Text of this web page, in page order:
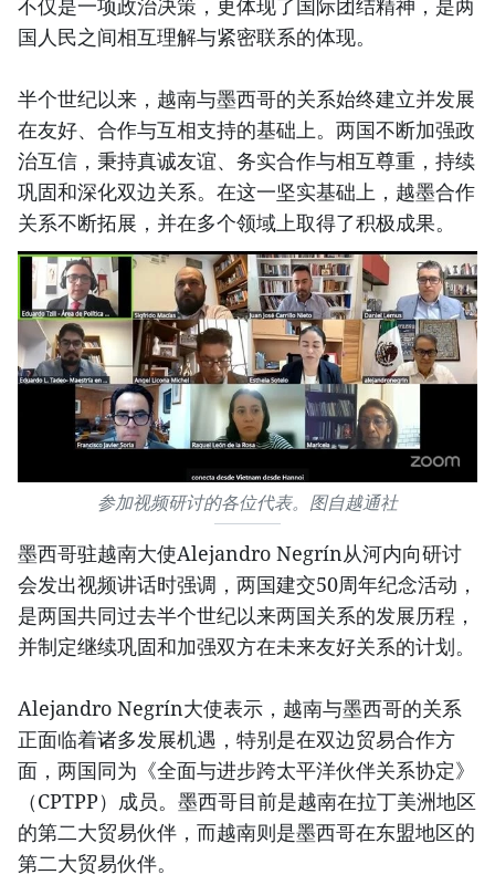
不仅是一项政治决策，更体现了国际团结精神，是两
国人民之间相互理解与紧密联系的体现。
半个世纪以来，越南与墨西哥的关系始终建立并发展
在友好、合作与互相支持的基础上。两国不断加强政
治互信，秉持真诚友谊、务实合作与相互尊重，持续
巩固和深化双边关系。在这一坚实基础上，越墨合作
关系不断拓展，并在多个领域上取得了积极成果。
参加视频研讨的各位代表。图自越通社
墨西哥驻越南大使Alejandro Negrín从河内向研讨
会发出视频讲话时强调，两国建交50周年纪念活动，
是两国共同过去半个世纪以来两国关系的发展历程，
并制定继续巩固和加强双方在未来友好关系的计划。
Alejandro Negrín大使表示，越南与墨西哥的关系
正面临着诸多发展机遇，特别是在双边贸易合作方
面，两国同为《全面与进步跨太平洋伙伴关系协定》
（CPTPP）成员。墨西哥目前是越南在拉丁美洲地区
的第二大贸易伙伴，而越南则是墨西哥在东盟地区的
第二大贸易伙伴。